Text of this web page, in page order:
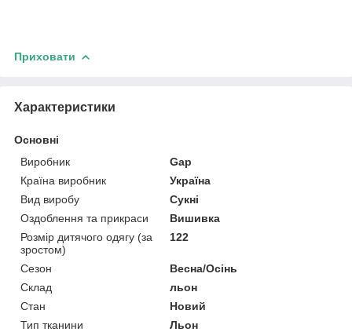
Приховати
Характеристики
Основні
Виробник
Gap
Країна виробник
Україна
Вид виробу
Сукні
Оздоблення та прикраси
Вишивка
Розмір дитячого одягу (за
зростом)
122
Сезон
Весна/Осінь
Склад
льон
Стан
Новий
Тип тканини
Льон